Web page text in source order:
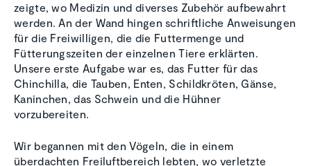
zeigte, wo Medizin und diverses Zubehör aufbewahrt
werden. An der Wand hingen schriftliche Anweisungen
für die Freiwilligen, die die Futtermenge und
Fütterungszeiten der einzelnen Tiere erklärten.
Unsere erste Aufgabe war es, das Futter für das
Chinchilla, die Tauben, Enten, Schildkröten, Gänse,
Kaninchen, das Schwein und die Hühner
vorzubereiten.
Wir begannen mit den Vögeln, die in einem
überdachten Freiluftbereich lebten, wo verletzte